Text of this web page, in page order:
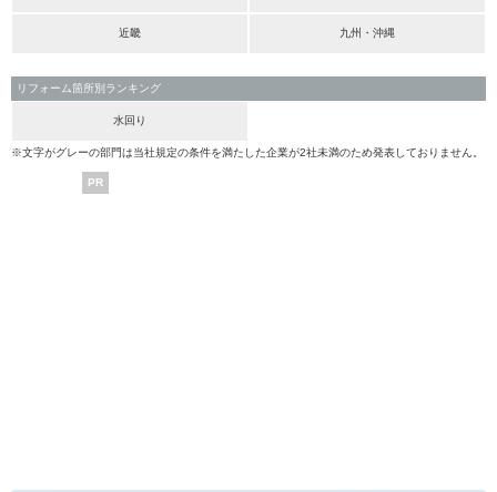
近畿 九州・沖縄
リフォーム箇所別ランキング
水回り
※文字がグレーの部門は当社規定の条件を満たした企業が2社未満のため発表しておりません。
PR